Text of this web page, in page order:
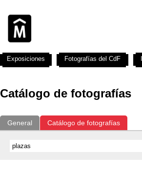
Catálogo de fotografías
General Catálogo de fotografías
Exposiciones Fotografías del CdF